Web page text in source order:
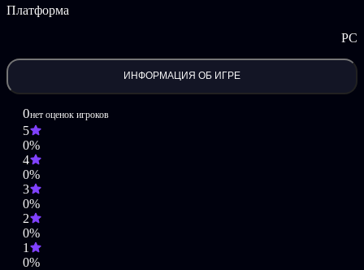
Платформа
PC
ИНФОРМАЦИЯ ОБ ИГРЕ
0нет оценок игроков
5
0%
4
0%
3
0%
2
0%
1
0%